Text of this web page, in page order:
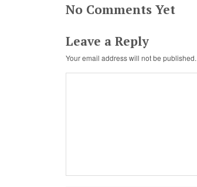
No Comments Yet
Leave a Reply
Your email address will not be published.